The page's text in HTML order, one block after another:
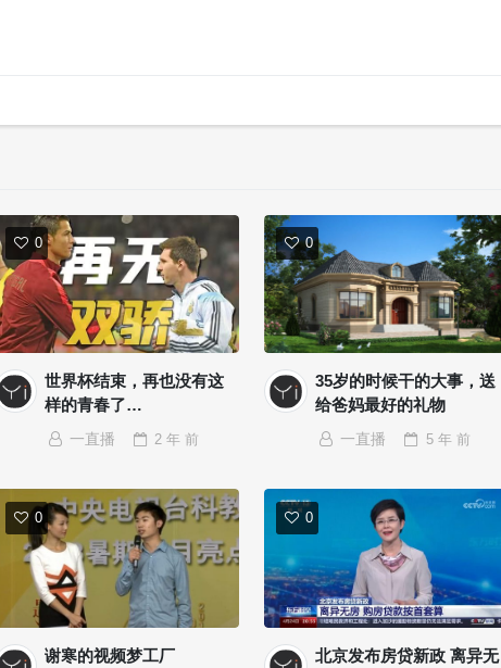
0
世界杯结束，再也没有这
样的青春了…
一直播 2 年 前
0
35岁的时候干的大事，送
给爸妈最好的礼物
一直播 5 年前
0
谢寒的视频梦工厂
0
北京发布房贷新政 离异无